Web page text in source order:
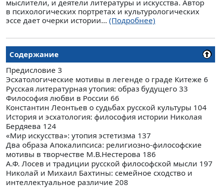
мыслители, и деятели литературы и искусства. Автор
в психологических портретах и культурологических
эссе дает очерки истории... (Подробнее)
Содержание
Предисловие 3
Эсхатологические мотивы в легенде о граде Китеже 6
Русская литературная утопия: образ будущего 33
Философия любви в России 66
Константин Леонтьев о судьбах русской культуры 104
История и эсхатология: философия истории Николая
Бердяева 124
«Мир искусства»: утопия эстетизма 137
Два образа Апокалипсиса: религиозно-философские
мотивы в творчестве М.В.Нестерова 186
А.Ф. Лосев и традиции русской философской мысли 197
Николай и Михаил Бахтины: семейное сходство и
интеллектуальное различие 208